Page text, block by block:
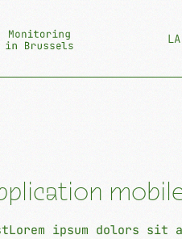
ipsum dolors